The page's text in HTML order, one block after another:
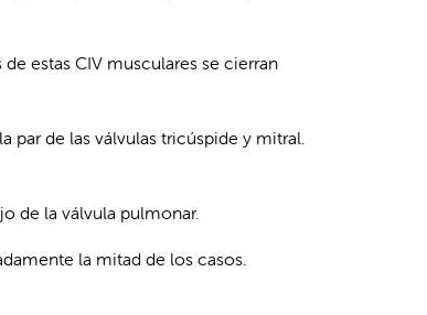
estas CIV musculares se cierran
par de las válvulas tricúspide y mitral.
de la válvula pulmonar.
la mitad de los casos.